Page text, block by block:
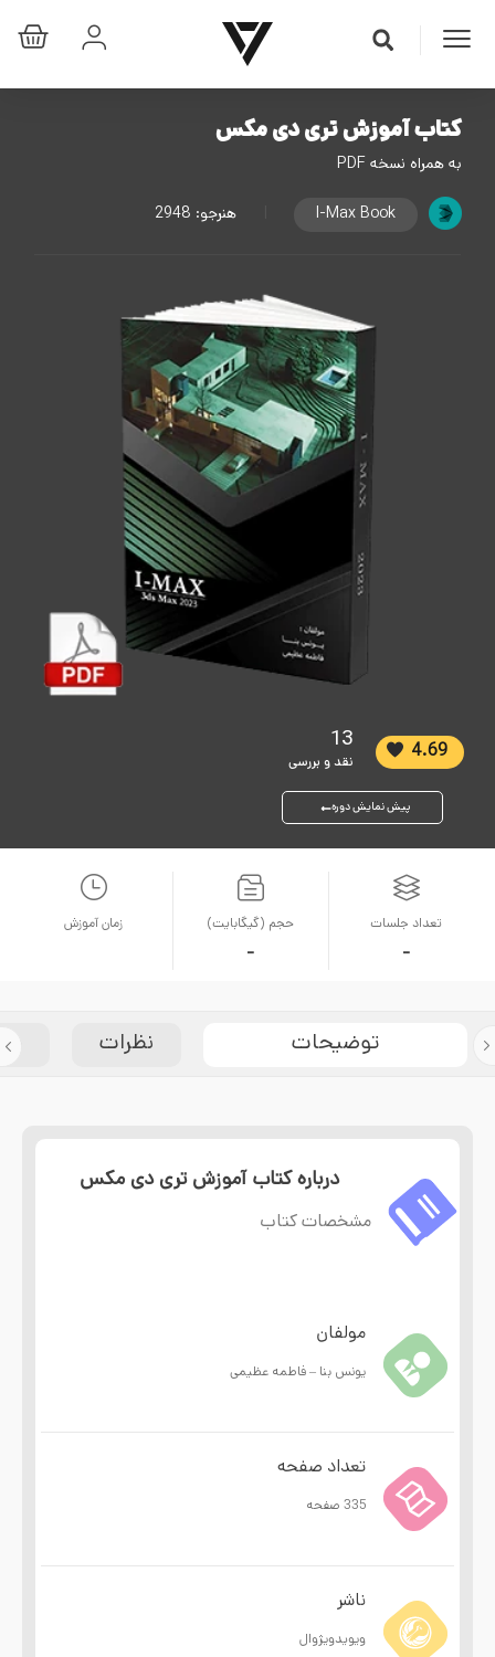
کتاب آموزش تری دی مکس
به همراه نسخه PDF
I-Max Book هنرجو:
4.69
13
نقد و بررسی
پیش نمایش دوره
تعداد جلسات
-
حجم (گیگابایت)
-
زمان آموزش
توضیحات نظرات
درباره کتاب آموزش تری دی مکس
مشخصات کتاب
مولفان
یونس بنا – فاطمه عظیمی
تعداد صفحه
335 صفحه
ناشر
ویویدویژوال